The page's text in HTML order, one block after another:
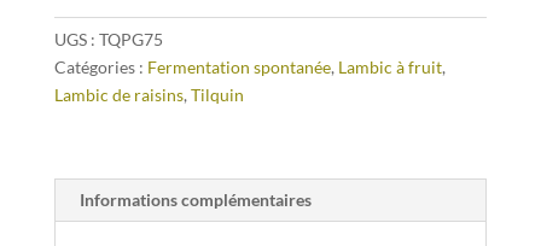
UGS : TQPG75
Catégories : Fermentation spontanée, Lambic à fruit,
Lambic de raisins, Tilquin
Informations complémentaires